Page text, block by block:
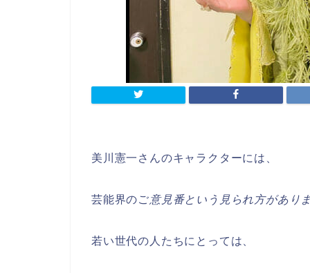
美川憲一さんのキャラクターには、
芸能界のご意見番という見られ方があり
若い世代の人たちにとっては、